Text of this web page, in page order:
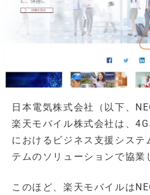
日本電気株式会社（以下、
楽天モバイル株式会社は、
におけるビジネス支援システ
テムのソリューションで協業
このほど、楽天モバイルは